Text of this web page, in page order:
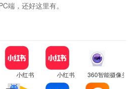
端，还好这里有。
小红书 小红书 360智能摄像头